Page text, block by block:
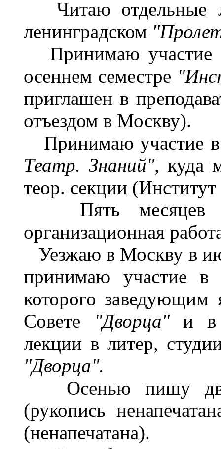
Читаю отдельные
ленинградском
Принимаю участие
осеннем семестре
приглашен в
отъездом в Москву).
Принимаю участие в
Театр. Знаний", куда
теор. секции
Пять месяцев --
организационная
Уезжаю в Москву в
принимаю участие в
которого заведующим
Совете
"Дворца"и в
лекции в литер,
"Дворца".
Осенью пишу
(рукопись
(ненапечатана).